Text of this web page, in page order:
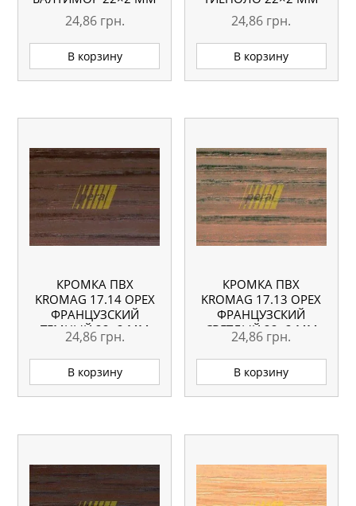
24,86 грн.
В корзину
24,86 грн.
В корзину
КРОМКА ПВХ
KROMAG 17.14 ОРЕХ
ФРАНЦУЗСКИЙ
ТЕМНЫЙ 22×2 ММ
24,86 грн.
В корзину
КРОМКА ПВХ
KROMAG 17.13 ОРЕХ
ФРАНЦУЗСКИЙ
СВЕТЛЫЙ 22×2 ММ
24,86 грн.
В корзину